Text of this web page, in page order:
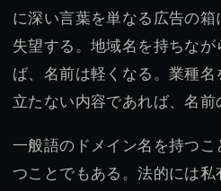
に深い言葉を単なる広告の
失望する。地域名を持ちな
ば、名前は軽くなる。業種
立たない内容であれば、名前
一般語のドメイン名を持つ
つことでもある。法的には